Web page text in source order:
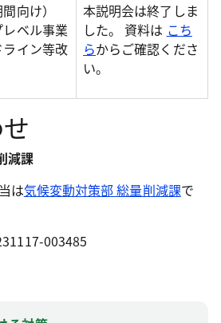
向け）
ベル事業
イン等改
本説明会は終了しま
した。 資料は こち
らからご確認くださ
い。
減課
は気候変動対策部 総量削減課で
003485